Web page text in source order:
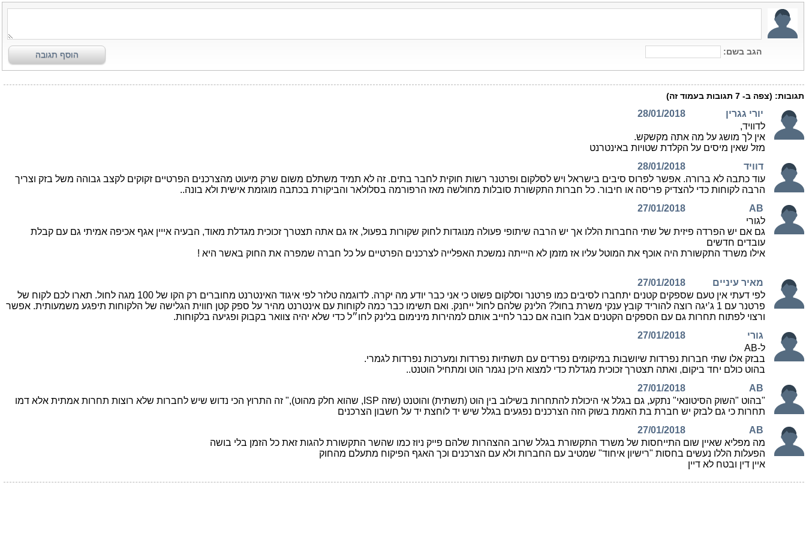
הגב בשם: הוסף תגובה
תגובות: (צפה ב- 7 תגובות בעמוד זה)
יורי גגרין
28/01/2018
לדוויד,
אין לך מושג על מה אתה מקשקש.
מזל שאין מיסים על הקלדת שטויות באינטרנט
דוויד
28/01/2018
עוד כתבה לא ברורה. אפשר לפרוס סיבים בישראל ויש לסלקום ופרטנר רשות חוקית לחבר בתים. זה לא תמיד משתלם משום שרק מיעוט מהצרכנים הפרטיים זקוקים לקצב גבוהה משל בזק וצריך
הרבה לקוחות כדי להצדיק פריסה או חיבור. כל חברות התקשורת סובלות מחולשה מאז הרפורמה בסלולאר והביקורת בכתבה מוגזמת אישית ולא בונה..
AB
27/01/2018
לגורי
גם אם יש הפרדה פיזית של שתי החברות הללו אך יש הרבה שיתופי פעולה מנוגדות לחוק שקורות בפעול, אז גם אתה תצטרך זכוכית מגדלת מאוד, הבעיה אייין אגף אכיפה אמיתי גם עם קבלת
עובדים חדשים
אילו משרד התקשורת היה אוכף את המוטל עליו אז מזמן לא היייתה נמשכת האפלייה לצרכנים הפרטיים על כל חברה שמפרה את החוק באשר היא !
מאיר עיניים
27/01/2018
לפי דעתי אין טעם שספקים קטנים יתחברו לסיבים כמו פרטנר וסלקום פשוט כי אני כבר יודע מה יקרה. לדוגמה טלזר לפי איגוד האינטרנט מחוברים רק הקו של 100 מגה לחול. תארו לכם לקוח של
פרטנר עם 1 ג’יגה רוצה להוריד קובץ ענקי משרת בחול? הלינק שלהם לחול ייחנק. ואם תשימו כבר כמה לקוחות עם אינטרנט מהיר על ספק קטן חווית הגלישה של הלקוחות תיפגע משמעותית. אפשר
ורצוי לפתוח תחרות גם עם הספקים הקטנים אבל חובה אם כבר לחייב אותם למהירות מינימום בלינק לחו״ל כדי שלא יהיה צוואר בקבוק ופגיעה בלקוחות.
גורי
27/01/2018
ל-AB
בבזק אלו שתי חברות נפרדות שיושבות במיקומים נפרדים עם תשתיות נפרדות ומערכות נפרדות לגמרי.
בהוט כולם יחד ביקום, ואתה תצטרך זכוכית מגדלת כדי למצוא היכן נגמר הוט ומתחיל הוטנט..
AB
27/01/2018
"בהוט "השוק הסיטונאי" נתקע, גם בגלל אי היכולת להתחרות בשילוב בין הוט (תשתית) והוטנט (שזה ISP, שהוא חלק מהוט)," זה התרוץ הכי נדוש שיש לחברות שלא רוצות תחרות אמתית אלא דמו
תחרות כי גם לבזק יש חברת בת האמת בשוק הזה הצרכנים נפגעים בגלל שיש יד לוחצת יד על חשבון הצרכנים
AB
27/01/2018
מה מפליא שאיין שום התייחסות של משרד התקשורת בגלל שרוב ההצהרות שלהם פייק ניוז כמו שהשר התקשורת להגות זאת כל הזמן בלי בושה
הפעלות הללו נעשים בחסות "רישיון איחוד" שמטיב עם החברות ולא עם הצרכנים וכך האגף הפיקוח מתעלם מהחוק
איין דין ובטח לא דיין